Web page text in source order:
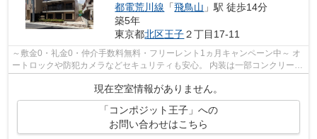
都電荒川線 「飛鳥山 」駅 徒歩14分
築5年
東京都北区王子２丁目17-11
～敷金0・礼金0・仲介手数料無料・フリーレント1ヵ月キャンペーン中～ オ
ートロックや防犯カメラなどセキュリティも安心。 内装は一部コンクリート
現在空室情報がありません。
「コンポジット王子」への
お問い合わせはこちら